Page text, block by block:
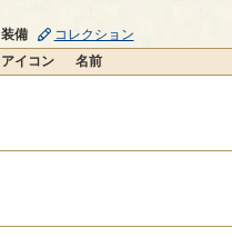
装備
コレクション
アイコン
名前